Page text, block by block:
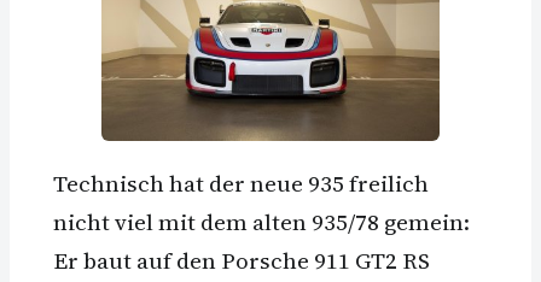
Technisch hat der neue 935 freilich
nicht viel mit dem alten 935/78 gemein:
Er baut auf den Porsche 911 GT2 RS